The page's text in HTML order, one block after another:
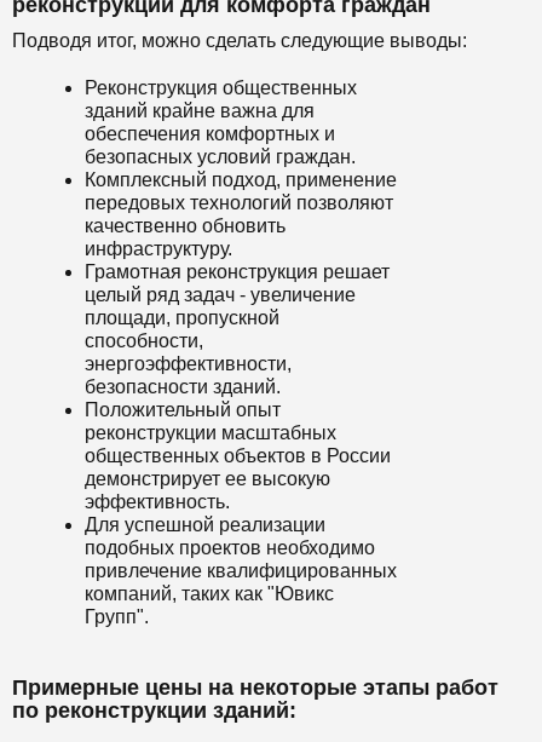
Подводя итог, можно сделать следующие выводы:
Реконструкция общественных
зданий крайне важна для
обеспечения комфортных и
безопасных условий граждан.
Комплексный подход, применение
передовых технологий позволяют
качественно обновить
инфраструктуру.
Грамотная реконструкция решает
целый ряд задач - увеличение
площади, пропускной
способности,
энергоэффективности,
безопасности зданий.
Положительный опыт
реконструкции масштабных
общественных объектов в России
демонстрирует ее высокую
эффективность.
Для успешной реализации
подобных проектов необходимо
привлечение квалифицированных
компаний, таких как "Ювикс
Групп".
Примерные цены на некоторые этапы работ
по реконструкции зданий: